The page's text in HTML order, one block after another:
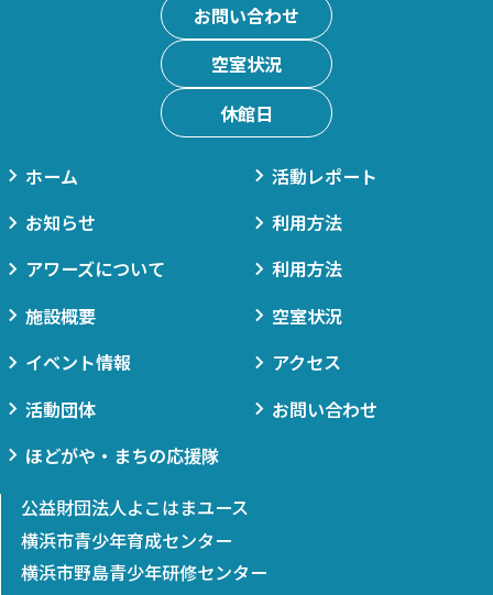
お問い合わせ
空室状況
休館日
ホーム
お知らせ
アワーズについて
施設概要
イベント情報
活動団体
ほどがや・まちの応援隊
活動レポート
利用方法
利用方法
空室状況
アクセス
お問い合わせ
公益財団法人よこはまユース
横浜市青少年育成センター
横浜市野島青少年研修センター